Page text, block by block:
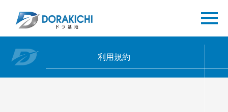
利用規約